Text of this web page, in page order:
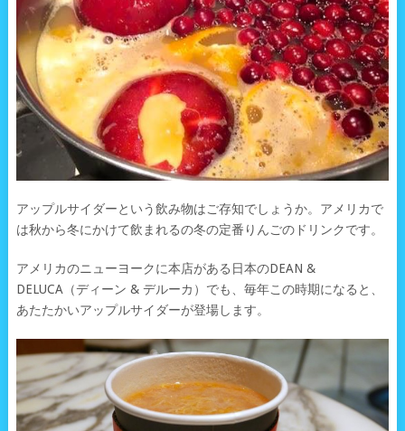
アップルサイダーという飲み物はご存知でしょうか。アメリカで
は秋から冬にかけて飲まれるの冬の定番りんごのドリンクです。
アメリカのニューヨークに本店がある日本のDEAN &
DELUCA（ディーン & デルーカ）でも、毎年この時期になると、
あたたかいアップルサイダーが登場します。